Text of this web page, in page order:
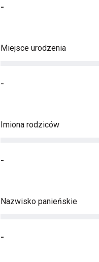
-
Miejsce urodzenia
-
Imiona rodziców
-
Nazwisko panieńskie
-